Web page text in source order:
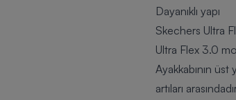
Dayanıklı yapı
Skechers Ultra
Ultra Flex 3.0
Ayakkabının
artıları